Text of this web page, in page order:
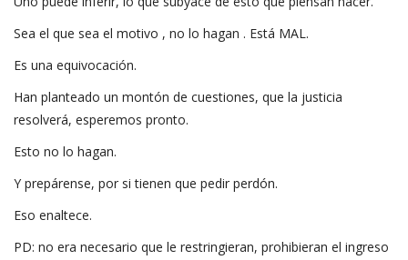
Sea el que sea el motivo , no lo hagan . Está MAL.
Es una equivocación.
Han planteado un montón de cuestiones, que la justicia
resolverá, esperemos pronto.
Esto no lo hagan.
Y prepárense, por si tienen que pedir perdón.
Eso enaltece.
PD: no era necesario que le restringieran, prohibieran el ingreso